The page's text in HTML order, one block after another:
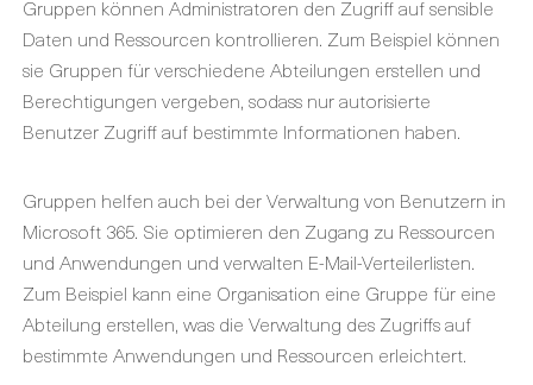
Gruppen können Administratoren den Zugriff auf sensible
Daten und Ressourcen kontrollieren. Zum Beispiel können
sie Gruppen für verschiedene Abteilungen erstellen und
Berechtigungen vergeben, sodass nur autorisierte
Benutzer Zugriff auf bestimmte Informationen haben.
Gruppen helfen auch bei der Verwaltung von Benutzern in
Microsoft 365. Sie optimieren den Zugang zu Ressourcen
und Anwendungen und verwalten E-Mail-Verteilerlisten.
Zum Beispiel kann eine Organisation eine Gruppe für eine
Abteilung erstellen, was die Verwaltung des Zugriffs auf
bestimmte Anwendungen und Ressourcen erleichtert.